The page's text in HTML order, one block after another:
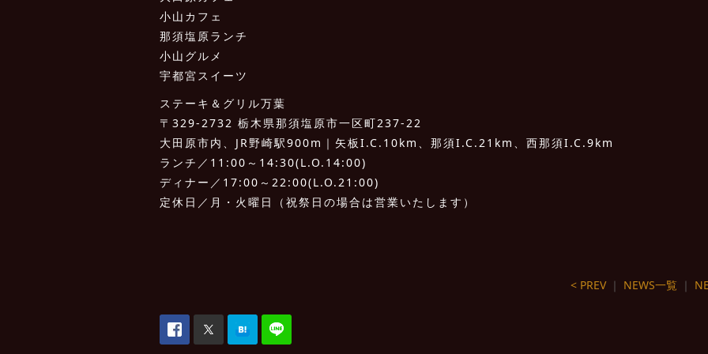
小山カフェ
那須塩原ランチ
小山グルメ
宇都宮スイーツ
ステーキ＆グリル万葉
〒329-2732 栃木県那須塩原市一区町237-22
大田原市内、JR野崎駅900m｜矢板I.C.10km、那須I.C.21km、西那須I.C.9km
ランチ／11:00～14:30(L.O.14:00)
ディナー／17:00～22:00(L.O.21:00)
定休日／月・火曜日（祝祭日の場合は営業いたします）
< PREV｜ NEWS一覧 ｜